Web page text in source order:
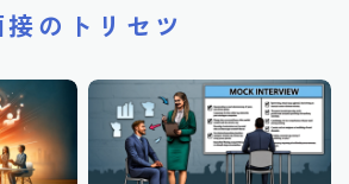
接のトリセツ